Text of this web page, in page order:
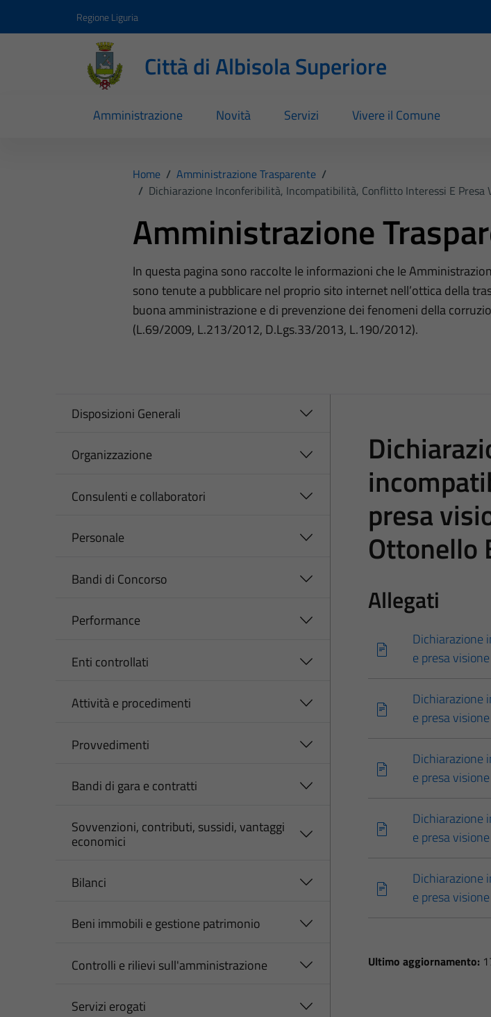
Regione Liguria
Città di Albisola Superiore
Amministrazione Novità Servizi Vivere il Comune
Home / Amministrazione Trasparente /
/ Dichiarazione Inconferibilità, Incompatibilità, Conflitto Interessi E
Amministrazione
In questa pagina sono raccolte le informazioni che le
sono tenute a pubblicare nel proprio sito internet nell’ottica della
buona amministrazione e di prevenzione dei fenomeni della
(L.69/2009, L.213/2012, D.Lgs.33/2013, L.190/2012).
Disposizioni Generali
Organizzazione
Consulenti e collaboratori
Personale
Bandi di Concorso
Performance
Enti controllati
Attività e procedimenti
Provvedimenti
Bandi di gara e contratti
Sovvenzioni, contributi, sussidi, vantaggi
economici
Bilanci
Beni immobili e gestione patrimonio
Controlli e rilievi sull'amministrazione
Servizi erogati
presa
Ottonello
Allegati
Dichiarazione
e presa
Dichiarazione
e presa
Dichiarazione
e presa
Dichiarazione
e presa
Dichiarazione
e presa
Ultimo aggiornamento: